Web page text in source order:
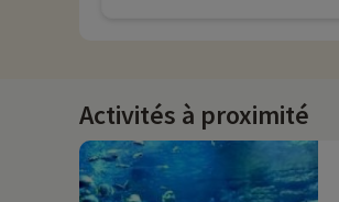
Activités à proximité